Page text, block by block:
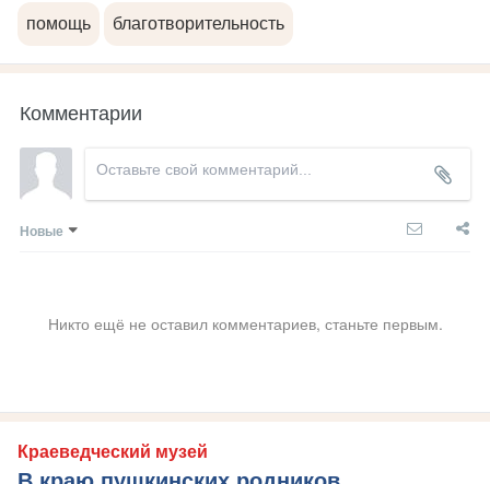
помощь благотворительность
Комментарии
Новые
Никто ещё не оставил комментариев, станьте первым.
Краеведческий музей